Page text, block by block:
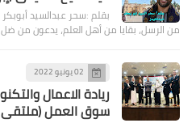
بقلم :سحر عبدالسيد
من الرسل، بقايا من أهل العلم، يدعون من
02 يونيو 2022
ريادة الاعمال
سوق العمل (ملتقى